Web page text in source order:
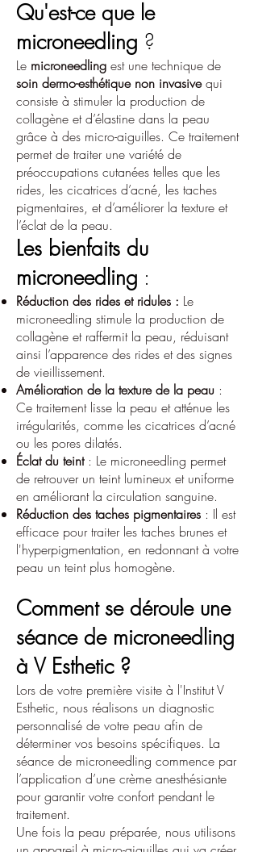
Qu'est-ce que le
microneedling ?
Le microneedling est une technique de
soin dermo-esthétique non invasivequi
consiste à stimuler la production de
collagène et d’élastine dans la peau
grâce à des micro-aiguilles. Ce traitement
permet de traiter une variété de
préoccupations cutanées telles que les
rides, les cicatrices d’acné, les taches
pigmentaires, et d’améliorer la texture et
l’éclat de la peau.
Les bienfaits du
microneedling :
Réduction des rides et ridules : Le
microneedling stimule la production de
collagène et raffermit la peau, réduisant
ainsi l’apparence des rides et des signes
de vieillissement.
Amélioration de la texture de la peau :
Ce traitement lisse la peau et atténue les
irrégularités, comme les cicatrices d’acné
ou les pores dilatés.
Éclat du teint: Le microneedling permet
de retrouver un teint lumineux et uniforme
en améliorant la circulation sanguine.
Réduction des taches pigmentaires : Il est
efficace pour traiter les taches brunes et
l'hyperpigmentation, en redonnant à votre
peau un teint plus homogène.
Comment se déroule une
séance de microneedling
à V Esthetic ?
Lors de votre première visite à l'Institut V
Esthetic, nous réalisons un diagnostic
personnalisé de votre peau afin de
déterminer vos besoins spécifiques. La
séance de microneedling commence par
l’application d’une crème anesthésiante
pour garantir votre confort pendant le
traitement.
Une fois la peau préparée, nous utilisons